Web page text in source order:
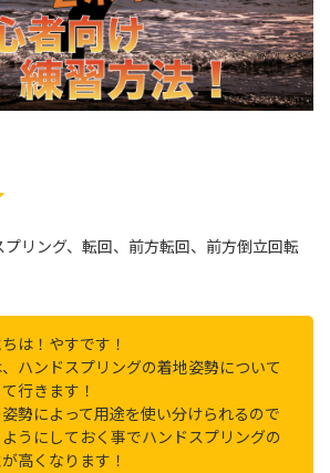
リング、転回、前方転回、前方倒立回転
は！やすです！
ハンドスプリングの着地姿勢について
行きます！
勢によって用途を使い分けられるので
うにしておく事でハンドスプリングの
高くなります！